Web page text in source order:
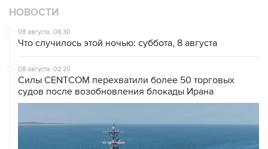
НОВОСТИ
08 августа, 08:30
Что случилось этой ночью: суббота, 8 августа
08 августа, 02:20
Силы CENTCOM перехватили более 50 торговых
судов после возобновления блокады Ирана